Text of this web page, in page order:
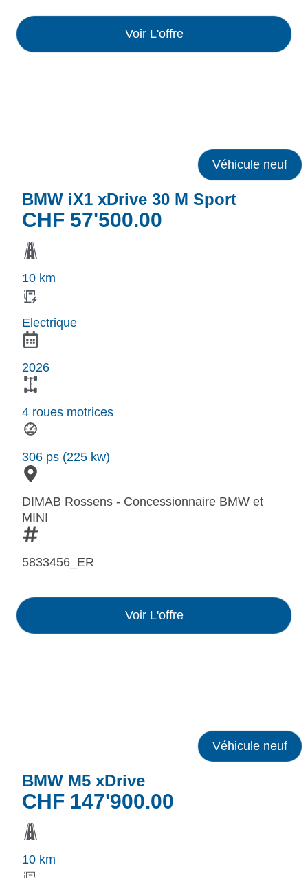
Voir L'offre
Véhicule neuf
BMW iX1 xDrive 30 M Sport
CHF 57'500.00
10 km
Electrique
2026
4 roues motrices
306 ps (225 kw)
DIMAB Rossens - Concessionnaire BMW et
MINI
5833456_ER
Voir L'offre
Véhicule neuf
BMW M5 xDrive
CHF 147'900.00
10 km